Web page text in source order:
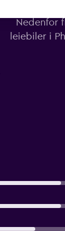
Nedenfor
leiebiler i